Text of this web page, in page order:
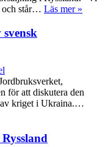
och står… Läs mer »
för att diskutera den
av kriget i Ukraina.…